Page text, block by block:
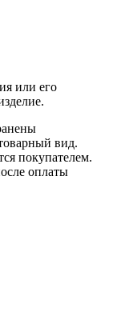
или его
вид.
покупателем.
оплаты